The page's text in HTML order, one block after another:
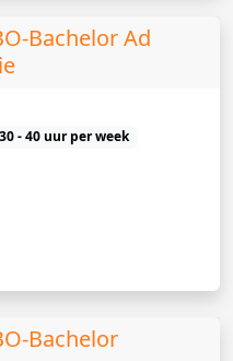
Bachelor Ad
30 - 40 uur per week
Bachelor